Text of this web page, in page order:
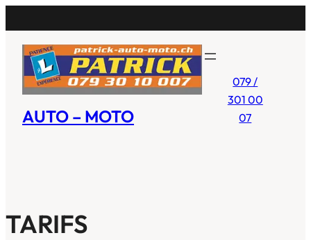
au
contenu
AUTO – MOTO
079 /
301 00
07
TARIFS